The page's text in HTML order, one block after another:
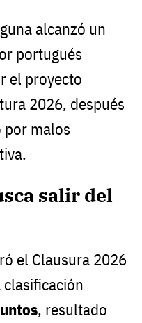
alcanzó un
portugués
el proyecto
2026, después
por malos
salir del
el Clausura 2026
, resultado